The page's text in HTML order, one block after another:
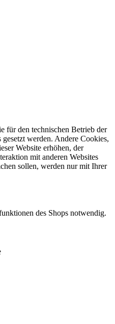
für den technischen Betrieb der
werden. Andere Cookies,
Website erhöhen, der
mit anderen Websites
sollen, werden nur mit Ihrer
des Shops notwendig.